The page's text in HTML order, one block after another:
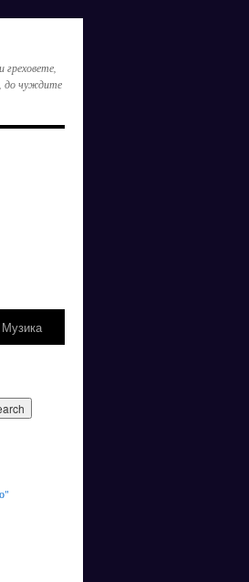
греховете,
до чуждите
Музика